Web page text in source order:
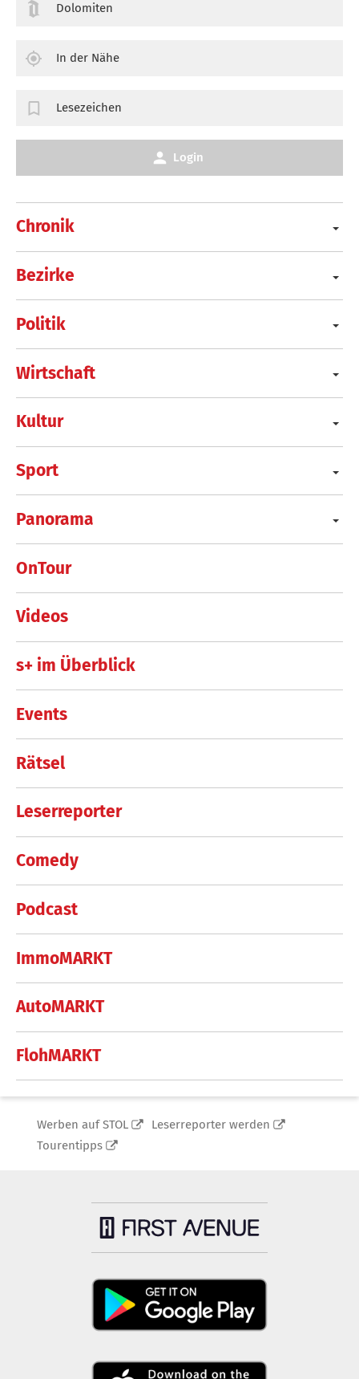
Chronik
Bezirke
Politik
Wirtschaft
Kultur
Sport
Panorama
OnTour
Videos
s+ im Überblick
Events
Rätsel
Leserreporter
Comedy
Podcast
ImmoMARKT
AutoMARKT
FlohMARKT
Dolomiten
In der Nähe
Lesezeichen
Login
Werben auf STOL
Leserreporter werden
Tourentipps